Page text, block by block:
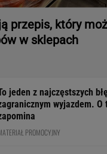
przepis, który
w sklepach
jeden z najczęstszych
wyjazdem. O
PROMOCYJNY